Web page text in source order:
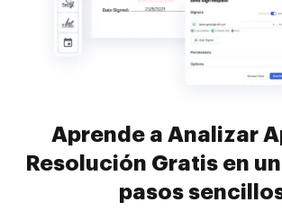
Aprende a Analizar
Resolución Gratis en
pasos